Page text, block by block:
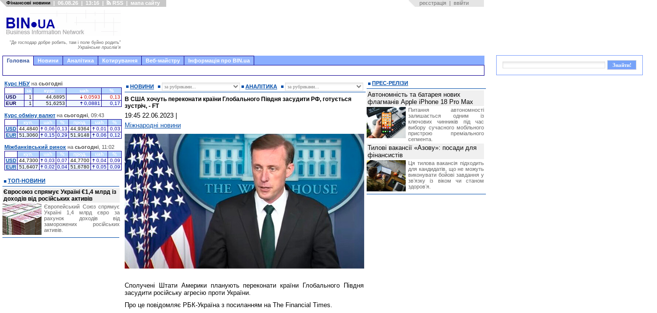
Фінансові новини | 06.08.26 | 13:16 | RSS | мапа сайту реєстрація | ввійти
"Де господар добре робить, там і поле буйно родить"
Українське прислів'я
Головна Новини Аналітика Котирування Веб-майстру Інформація про BIN.ua
НОВИНИ АНАЛІТИКА
В США хочуть переконати країни Глобального Півдня засудити РФ, готується
зустріч, - FT
19:45 22.06.2023
Міжнародні новини
Сполучені Штати Америки планують переконати країни Глобального Півдня
засудити російську агресію проти України.
Про це повідомляє РБК-Україна з посиланням на The Financial Times.
Курс НБУ на сьогодні
за курс uah
%
USD
1 44,6895 0,0593
0,13
EUR
1 51,6253 0,0881 0,17
Курс обміну валют на сьогодні , 09:43
куп. uah % прод. uah
%
USD 44,4840 0,06 0,13 44,9364 0,01
0,03
EUR 51,3060 0,15 0,29 51,9148 0,06 0,12
Міжбанківський ринок на сьогодні , 11:02
куп. uah % прод. uah
%
USD 44,7300 0,03 0,07 44,7700 0,04
0,09
EUR 51,6407 0,02 0,04 51,6780 0,05 0,09
ТОП-НОВИНИ
Євросоюз спрямує Україні €1,4 млрд із
доходів від російських активів
Європейський Союз спрямує
Україні 1,4 млрд євро за
рахунок доходів від
заморожених російських
активів.
ПРЕС-РЕЛІЗИ
Автономність та батарея нових
флагманів Apple iPhone 18 Pro Max
Питання автономності
залишається одним із
ключових чинників під час
вибору сучасного мобільного
пристрою преміального
сегмента.
Тилові вакансії «Азову»: посади для
фінансистів
Ця тилова вакансія підходить
для кандидатів, що не можуть
виконувати бойові завдання у
звʼязку із віком чи станом
здоровʼя.